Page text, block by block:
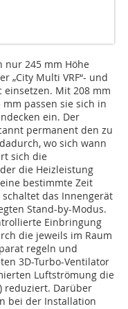
nur 245 mm Höhe
„City Multi VRF“- und
einsetzen. Mit 208 mm
passen sie sich in
ein. Der
permanent den zu
wo sich wann
sich die
die Heizleistung
bestimmte Zeit
das Innengerät
Stand-by-Modus.
Einbringung
die jeweils im Raum
regeln und
3D-Turbo-Ventilator
Luftströmung die
reduziert. Darüber
bei der Installation